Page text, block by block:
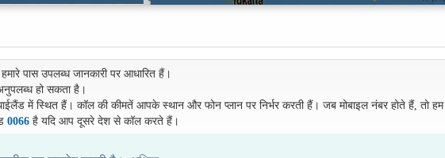
पास उपलब्ध जानकारी पर आधारित हैं।
हो सकता है।
में स्थित हैं। कॉल की कीमतें आपके स्थान और फोन प्लान पर निर्भर करती हैं। जब मोबाइल नंबर होते हैं, तो हम
0066है यदि आप दूसरे देश से कॉल करते हैं।